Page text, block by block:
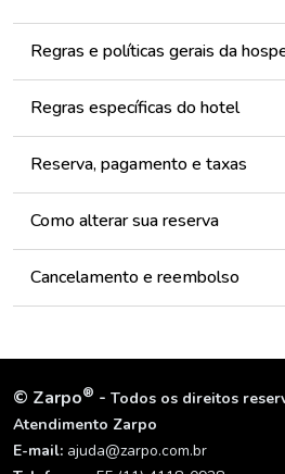
Regras e políticas gerais da
Regras específicas do hotel
Reserva, pagamento e taxas
Como alterar sua reserva
Cancelamento e reembolso
© Zarpo® - Todos os direitos
Atendimento Zarpo
E-mail: ajuda@zarpo.com.br